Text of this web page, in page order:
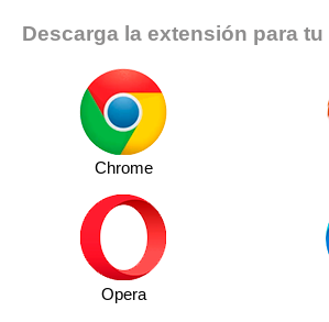
Descarga la extensión para
Chrome
Opera